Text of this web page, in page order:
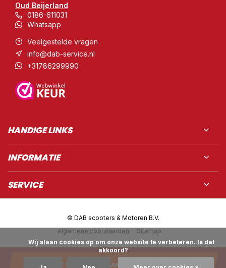
TOEVOEGEN AAN WINKELWAGEN
Oud Beijerland
0186-611031
Whatsapp
Veelgestelde vragen
info@dab-service.nl
+31786299990
HANDIGE LINKS
INFORMATIE
SERVICE
Algemene voorwaarden Sitemap
© DAB scooters & Motoren B.V.
akkoord?